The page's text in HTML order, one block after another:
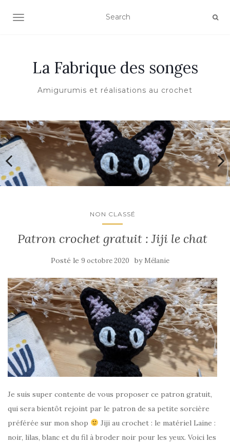
AFFICHER/MASQUER LA NAVIGATION
La Fabrique des songes
Amigurumis et réalisations au crochet
NON CLASSÉ
Patron crochet gratuit : Jiji le chat
Posté le 9 octobre 2020 by Mélanie
Je suis super contente de vous proposer ce patron gratuit,
qui sera bientôt rejoint par le patron de sa petite sorcière
préférée sur mon shop
Jiji au crochet : le matériel Laine :
noir, lilas, blanc et du fil à broder noir pour les yeux. Voici les